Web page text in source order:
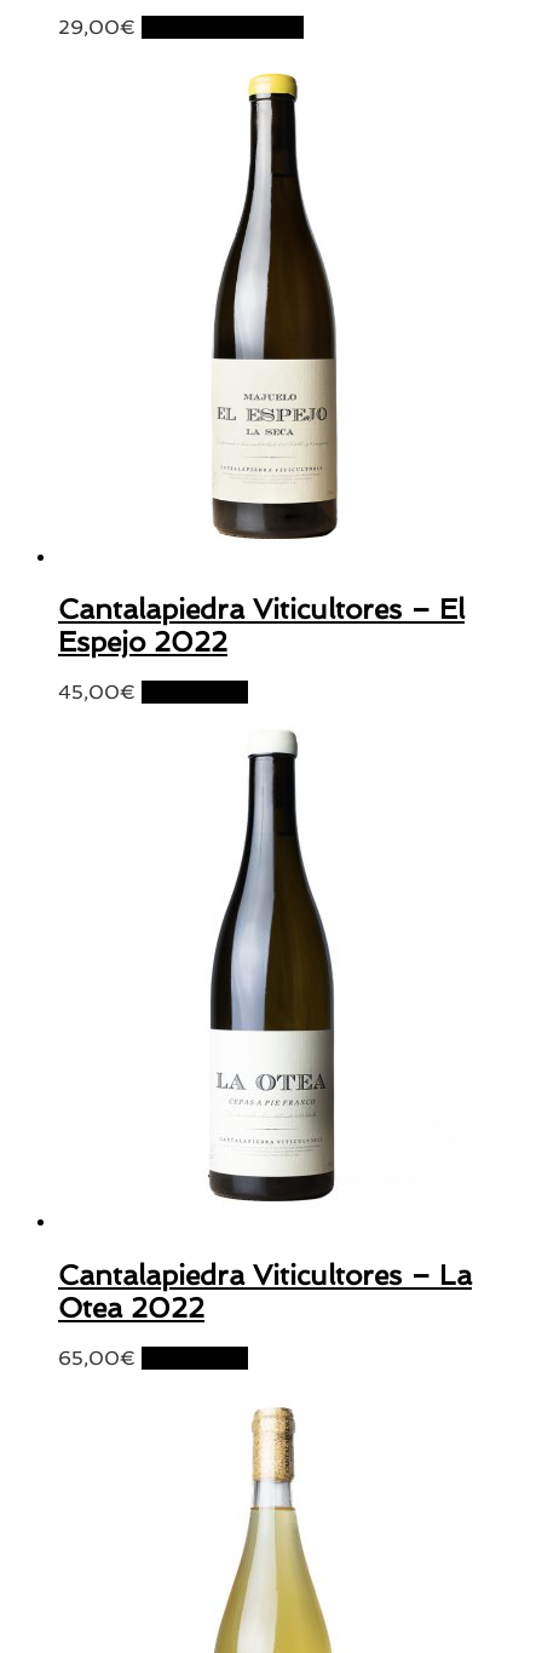
29,00€
Cantalapiedra Viticultores – El
Espejo 2022
45,00€
Cantalapiedra Viticultores – La
Otea 2022
65,00€